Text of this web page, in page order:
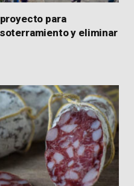
para
y eliminar